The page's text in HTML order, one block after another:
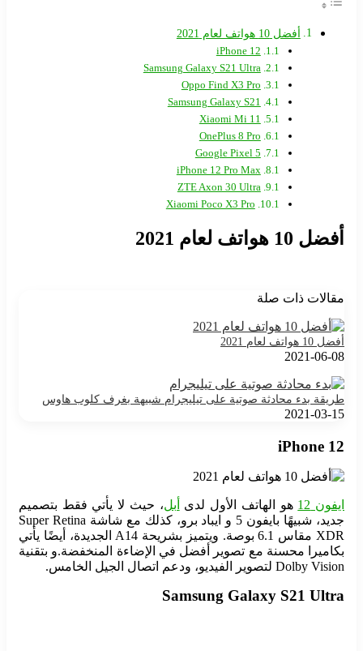
أفضل 10 هواتف لعام 2021
iPhone 12
Samsung Galaxy S21 Ultra
Oppo Find X3 Pro
Samsung Galaxy S21
Xiaomi Mi 11
OnePlus 8 Pro
Google Pixel 5
iPhone 12 Pro Max
ZTE Axon 30 Ultra
Xiaomi Poco X3 Pro
أفضل 10 هواتف لعام 2021
مقالات ذات صلة
أفضل 10 هواتف لعام 2021
2021-06-08
طريقة بدء محادثة صوتية على تيليجرام شبيهة بغرف كلوب هاوس
2021-03-15
iPhone 12
ايفون 12 هو الهاتف الأول لدى أبل، حيث لا يأتي فقط بتصميم
جديد، شبيهًا بايفون 5 و ايباد برو، كذلك مع شاشة Super Retina
XDR مقاس 6.1 بوصة. ويتميز بشريحة A14 الجديدة، أيضًا يأتي
بكاميرا محسنة مع تصوير أفضل في الإضاءة المنخفضة.و بتقنية
Dolby Vision لتصوير الفيديو، ودعم اتصال الجيل الخامس.
Samsung Galaxy S21 Ultra